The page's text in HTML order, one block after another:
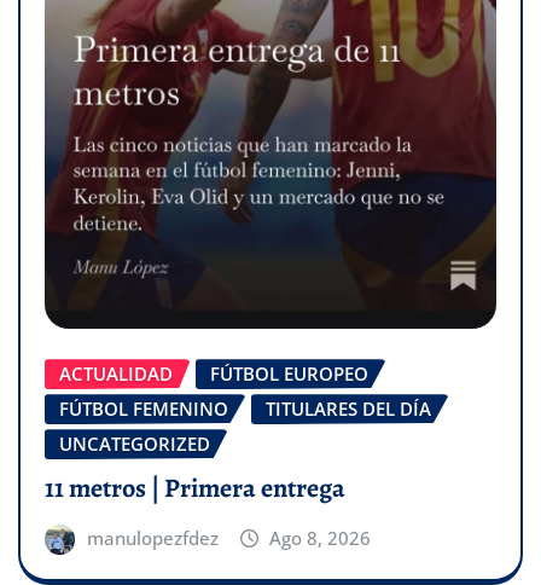
ACTUALIDAD
FÚTBOL EUROPEO
FÚTBOL FEMENINO
TITULARES DEL DÍA
UNCATEGORIZED
11 metros | Primera entrega
manulopezfdez Ago 8, 2026